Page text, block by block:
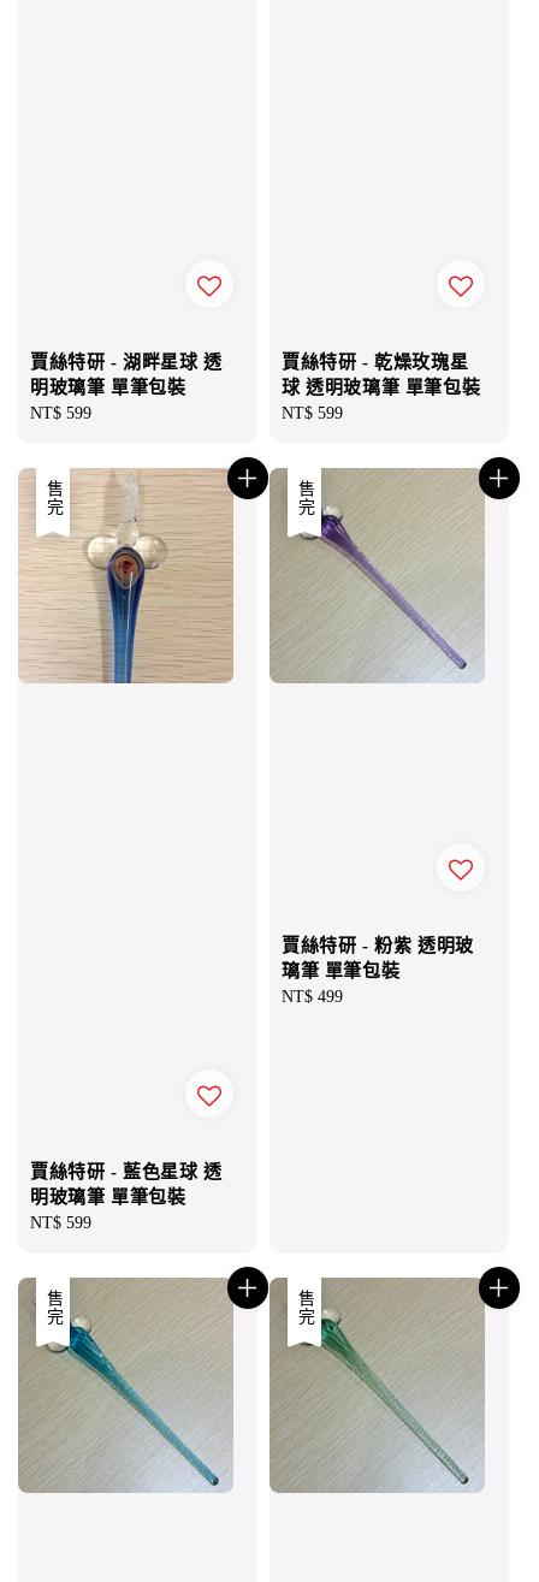
賈絲特研 - 湖畔星球 透
明玻璃筆 單筆包裝
Regular
NT$ 599
賈絲特研 - 乾燥玫瑰星
球 透明玻璃筆 單筆包裝
Regular
NT$ 599
售完
賈絲特研 - 藍色星球 透
明玻璃筆 單筆包裝
Regular
NT$ 599
售完
賈絲特研 - 粉紫 透明玻
璃筆 單筆包裝
Regular
NT$ 499
售完 售完